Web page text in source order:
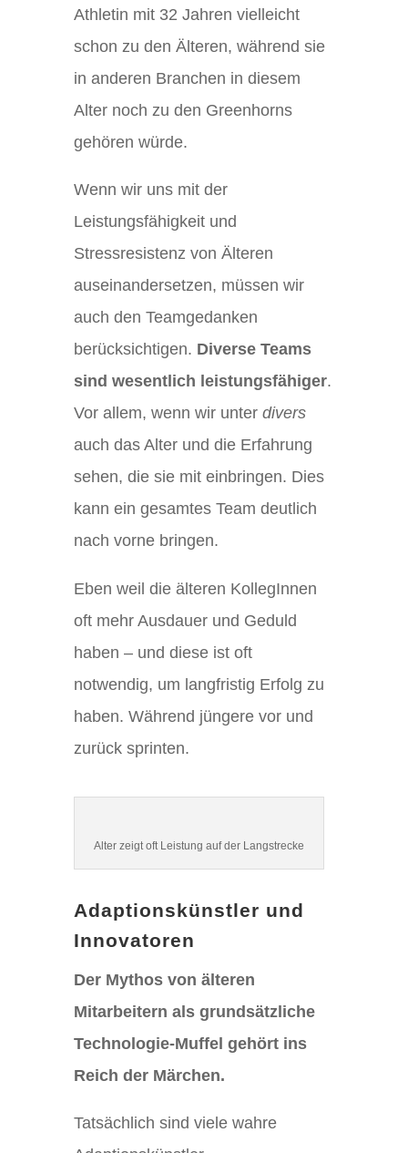
Athletin mit 32 Jahren vielleicht
schon zu den Älteren, während sie
in anderen Branchen in diesem
Alter noch zu den Greenhorns
gehören würde.
Wenn wir uns mit der
Leistungsfähigkeit und
Stressresistenz von Älteren
auseinandersetzen, müssen wir
auch den Teamgedanken
berücksichtigen. Diverse Teams
sind wesentlich leistungsfähiger.
Vor allem, wenn wir unter divers
auch das Alter und die Erfahrung
sehen, die sie mit einbringen. Dies
kann ein gesamtes Team deutlich
nach vorne bringen.
Eben weil die älteren KollegInnen
oft mehr Ausdauer und Geduld
haben – und diese ist oft
notwendig, um langfristig Erfolg zu
haben. Während jüngere vor und
zurück sprinten.
Alter zeigt oft Leistung auf der Langstrecke
Adaptionskünstler und
Innovatoren
Der Mythos von älteren
Mitarbeitern als grundsätzliche
Technologie-Muffel gehört ins
Reich der Märchen.
Tatsächlich sind viele wahre